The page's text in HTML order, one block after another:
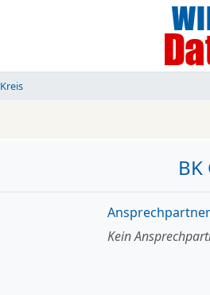
Ansprechpartner
Kein